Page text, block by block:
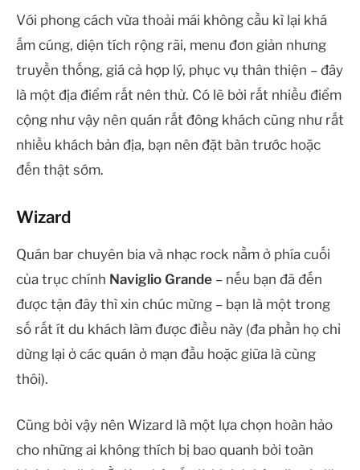
Với phong cách vừa thoải mái không cầu kì lại khá
ấm cúng, diện tích rộng rãi, menu đơn giản nhưng
truyền thống, giá cả hợp lý, phục vụ thân thiện – đây
là một địa điểm rất nên thử. Có lẽ bởi rất nhiều điểm
cộng như vậy nên quán rất đông khách cũng như rất
nhiều khách bản địa, bạn nên đặt bàn trước hoặc
đến thật sớm.
Wizard
Quán bar chuyên bia và nhạc rock nằm ở phía cuối
của trục chính Naviglio Grande – nếu bạn đã đến
được tận đây thì xin chúc mừng – bạn là một trong
số rất ít du khách làm được điều này (đa phần họ chỉ
dừng lại ở các quán ở mạn đầu hoặc giữa là cùng
thôi).
Cũng bởi vậy nên Wizard là một lựa chọn hoàn hảo
cho những ai không thích bị bao quanh bởi toàn